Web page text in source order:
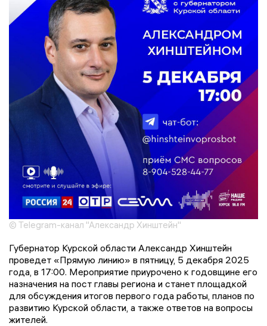
© Telegram-канал "Александр Хинштейн"
Губернатор Курской области Александр Хинштейн
проведет «Прямую линию» в пятницу, 5 декабря 2025
года, в 17:00. Мероприятие приурочено к годовщине его
назначения на пост главы региона и станет площадкой
для обсуждения итогов первого года работы, планов по
развитию Курской области, а также ответов на вопросы
жителей.